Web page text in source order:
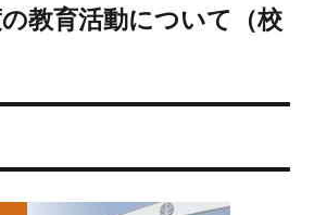
教育活動について（校